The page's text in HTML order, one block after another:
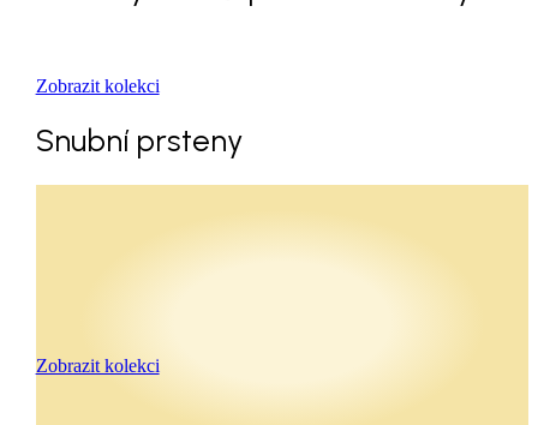
Zobrazit kolekci
Snubní prsteny
Zobrazit kolekci